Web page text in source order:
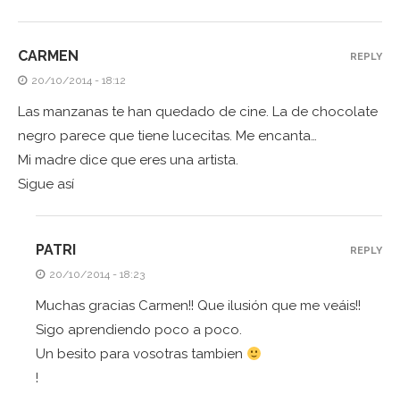
CARMEN
20/10/2014 - 18:12
Las manzanas te han quedado de cine. La de chocolate
negro parece que tiene lucecitas. Me encanta…
Mi madre dice que eres una artista.
Sigue así
REPLY
PATRI
20/10/2014 - 18:23
Muchas gracias Carmen!! Que ilusión que me veáis!!
Sigo aprendiendo poco a poco.
Un besito para vosotras tambien
!
REPLY